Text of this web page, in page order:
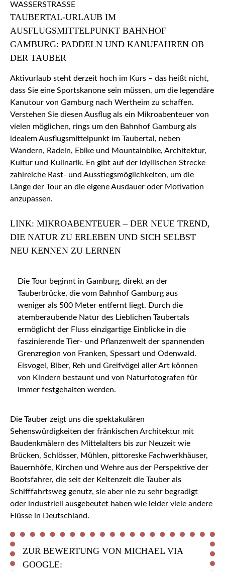
TAUBERTAL-URLAUB IM
AUSFLUGSMITTELPUNKT BAHNHOF
GAMBURG: PADDELN UND KANUFAHREN OB
DER TAUBER
Aktivurlaub steht derzeit hoch im Kurs – das heißt nicht,
dass Sie eine Sportskanone sein müssen, um die legendäre
Kanutour von Gamburg nach Wertheim zu schaffen.
Verstehen Sie diesen Ausflug als ein Mikroabenteuer von
vielen möglichen, rings um den Bahnhof Gamburg als
idealem Ausflugsmittelpunkt im Taubertal, neben
Wandern, Radeln, Ebike und Mountainbike, Architektur,
Kultur und Kulinarik. En gibt auf der idyllischen Strecke
zahlreiche Rast- und Ausstiegsmöglichkeiten, um die
Länge der Tour an die eigene Ausdauer oder Motivation
anzupassen.
LINK: MIKROABENTEUER – DER NEUE TREND,
DIE NATUR ZU ERLEBEN UND SICH SELBST
NEU KENNEN ZU LERNEN
Die Tour beginnt in Gamburg, direkt an der
Tauberbrücke, die vom Bahnhof Gamburg aus
weniger als 500 Meter entfernt liegt. Durch die
atemberaubende Natur des Lieblichen Taubertals
ermöglicht der Fluss einzigartige Einblicke in die
faszinierende Tier- und Pflanzenwelt der spannenden
Grenzregion von Franken, Spessart und Odenwald.
Eisvogel, Biber, Reh und Greifvögel aller Art können
von Kindern bestaunt und von Naturfotografen für
immer festgehalten werden.
Die Tauber zeigt uns die spektakulären
Sehenswürdigkeiten der fränkischen Architektur mit
Baudenkmälern des Mittelalters bis zur Neuzeit wie
Brücken, Schlösser, Mühlen, pittoreske Fachwerkhäuser,
Bauernhöfe, Kirchen und Wehre aus der Perspektive der
Bootsfahrer, die seit der Keltenzeit die Tauber als
Schifffahrtsweg genutz, sie aber nie zu sehr begradigt
oder industriell ausgebeutet haben wie leider viele andere
Flüsse in Deutschland.
ZUR BEWERTUNG VON MICHAEL VIA
GOOGLE: